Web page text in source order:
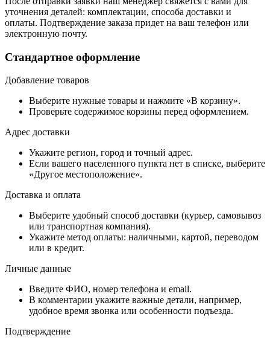
уточнения деталей: комплектации, способа доставки и
оплаты. Подтверждение заказа придет на ваш телефон или
электронную почту.
Стандартное оформление
Добавление товаров
Выберите нужные товары и нажмите «В корзину».
Проверьте содержимое корзины перед оформлением.
Адрес доставки
Укажите регион, город и точный адрес.
Если вашего населенного пункта нет в списке, выберите
«Другое местоположение».
Доставка и оплата
Выберите удобный способ доставки (курьер, самовывоз
или транспортная компания).
Укажите метод оплаты: наличными, картой, переводом
или в кредит.
Личные данные
Введите ФИО, номер телефона и email.
В комментарии укажите важные детали, например,
удобное время звонка или особенности подъезда.
Подтверждение